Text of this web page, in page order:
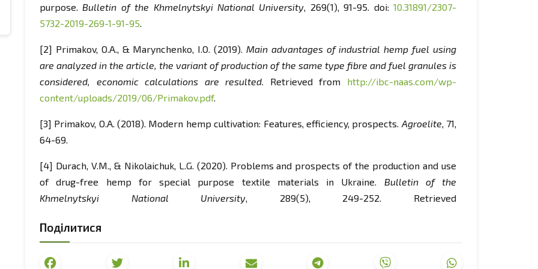
purpose. Bulletin of the Khmelnytskyi National University, 269(1), 91-95. doi:10.31891/2307-
5732-2019-269-1-91-95.
[2] Primakov, O.A., & Marynchenko, I.O. (2019). Main advantages of industrial hemp fuel using
are analyzed in the article, the variant of production of the same type fibre and fuel granules is
considered, economic calculations are resulted. Retrieved from http://ibc-naas.com/wp-
content/uploads/2019/06/Primakov.pdf.
[3] Primakov, O.A. (2018). Modern hemp cultivation: Features, efficiency, prospects. Agroelite, 71,
64-69.
[4] Durach, V.M., & Nikolaichuk, L.G. (2020). Problems and prospects of the production and use
of drug-free hemp for special purpose textile materials in Ukraine. Bulletin of the
Khmelnytskyi National University, 289(5), 249-252. Retrieved
[5] Kabanets, V.M., Gilyazetdinov, R.N., & Zhuplatova, L.M. (2019).Scientific and technical
program of the National Academy of Sciences of Ukraine “Grape crops”: Main results of 2009.
Поділитися